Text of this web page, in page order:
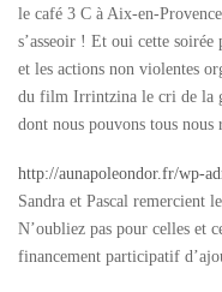
le café 3 C à Aix-en-
s’asseoir ! Et oui cette
et les actions non violentes
du film Irrintzina le cri de la
dont nous pouvons tous nous
http://aunapoleondor.fr/wp-
Sandra et Pascal remercient
N’oubliez pas pour celles et
financement participatif